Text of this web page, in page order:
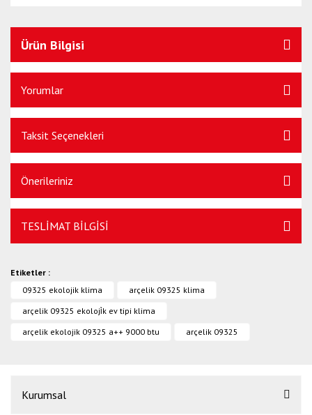
Ürün Bilgisi
Yorumlar
Taksit Seçenekleri
Önerileriniz
TESLİMAT BİLGİSİ
Etiketler :
09325 ekolojik klima
arçelik 09325 klima
arçelik 09325 ekoloji̇k ev tipi klima
arçelik ekolojik 09325 a++ 9000 btu
arçelik 09325
Kurumsal